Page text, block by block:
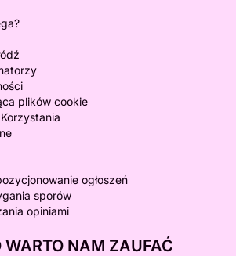
plików cookie
ogłoszeń
sporów
opiniami
WARTO NAM ZAUFAĆ